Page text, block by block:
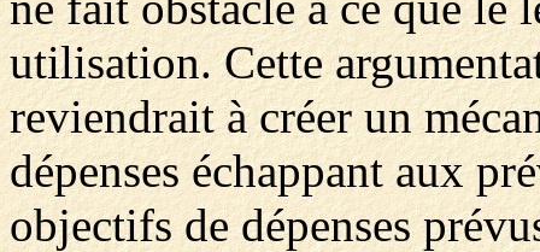
utilisation. Cette
reviendrait à créer un
dépenses échappant aux
objectifs de dépenses